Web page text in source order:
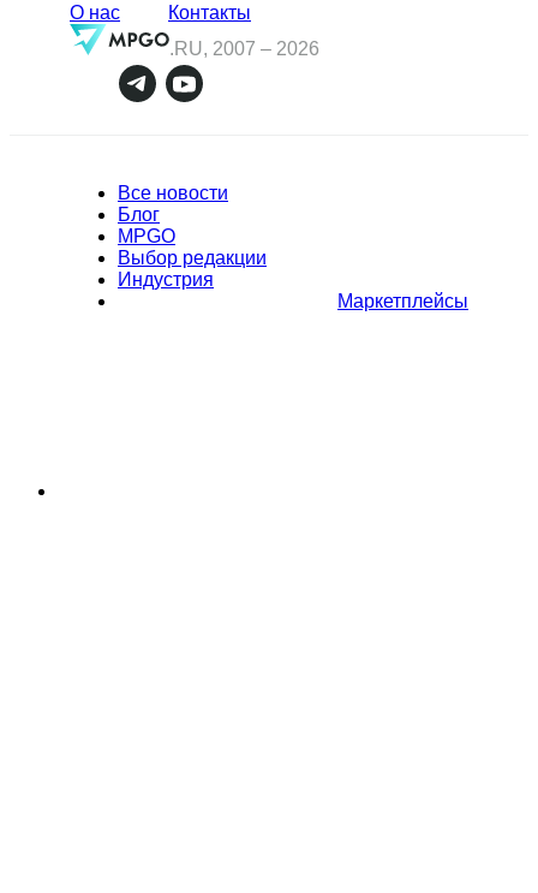
О нас
Контакты
.RU, 2007 – 2026
Все новости
Блог
MPGO
Выбор редакции
Индустрия
Маркетплейсы